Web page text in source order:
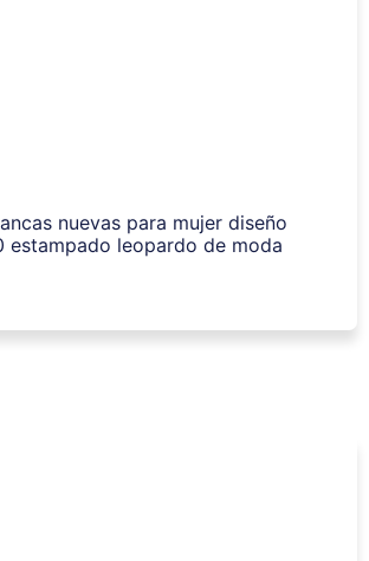
nuevas para mujer diseño
estampado leopardo de moda